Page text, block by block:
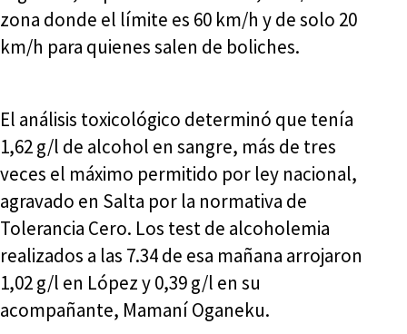
zona donde el límite es 60 km/h y de solo 20
km/h para quienes salen de boliches.
El análisis toxicológico determinó que tenía
1,62 g/l de alcohol en sangre, más de tres
veces el máximo permitido por ley nacional,
agravado en Salta por la normativa de
Tolerancia Cero. Los test de alcoholemia
realizados a las 7.34 de esa mañana arrojaron
1,02 g/l en López y 0,39 g/l en su
acompañante, Mamaní Oganeku.